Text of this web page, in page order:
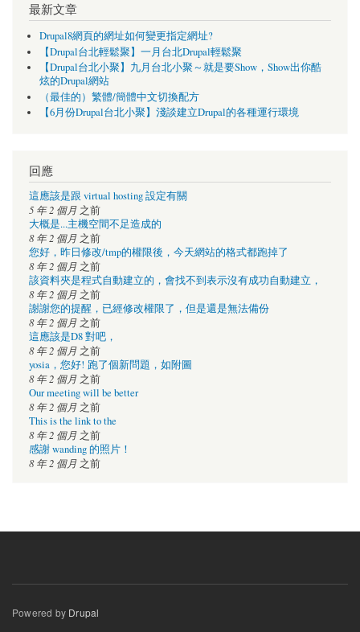
最新文章
Drupal8網頁的網址如何變更指定網址?
【Drupal台北輕鬆聚】一月台北Drupal輕鬆聚
【Drupal台北小聚】九月台北小聚～就是要Show，Show出你酷
炫的Drupal網站
（最佳的）繁體/簡體中文切換配方
【6月份Drupal台北小聚】淺談建立Drupal的各種運行環境
回應
這應該是跟 virtual hosting 設定有關
5 年 2 個月 之前
大概是...主機空間不足造成的
8 年 2 個月 之前
您好，昨日修改/tmp的權限後，今天網站的格式都跑掉了
8 年 2 個月 之前
該資料夾是程式自動建立的，會找不到表示沒有成功自動建立，
8 年 2 個月 之前
謝謝您的提醒，已經修改權限了，但是還是無法備份
8 年 2 個月 之前
這應該是D8 對吧，
8 年 2 個月 之前
yosia，您好! 跑了個新問題，如附圖
8 年 2 個月 之前
Our meeting will be better
8 年 2 個月 之前
This is the link to the
8 年 2 個月 之前
感謝 wanding 的照片！
8 年 2 個月 之前
Powered by Drupal